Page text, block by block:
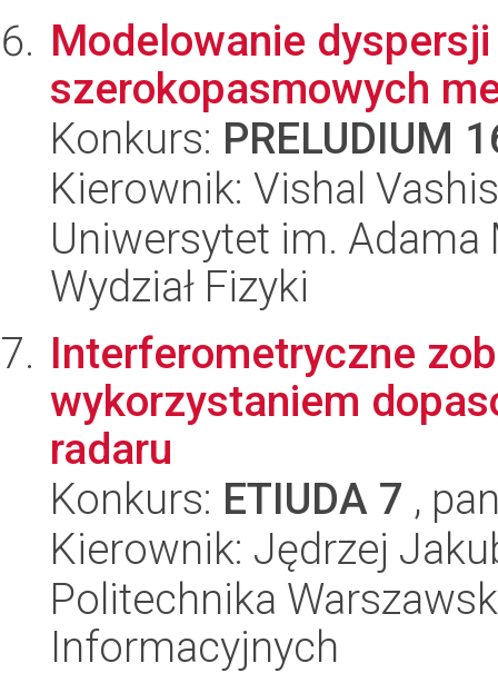
Modelowanie
szerokopasmowych
Konkurs: PRELUDIUM
Kierownik: Vishal
Uniwersytet im.
Wydział Fizyki
Interferometryczne
wykorzystaniem
radaru
Konkurs: ETIUDA 7 ,
Kierownik: Jędrzej
Politechnika
Informacyjnych